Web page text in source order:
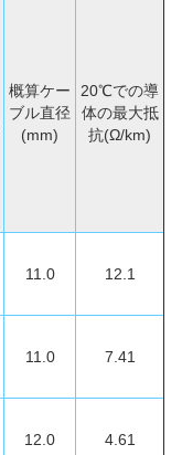
概算ケー
ブル直径
(mm)
20℃での導
体の最大抵
抗(Ω/km)
11.0 12.1
11.0 7.41
12.0 4.61